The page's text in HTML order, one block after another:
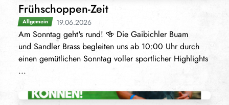
Frühschoppen-Zeit
Allgemein 19.06.2026
Am Sonntag geht's rund! 🍻 Die Gaibichler Buam
und Sandler Brass begleiten uns ab 10:00 Uhr durch
einen gemütlichen Sonntag voller sportlicher Highlights
...